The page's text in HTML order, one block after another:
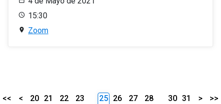
15:30
Zoom
<< < 20 21 22
23
25 26 27
28
30 31 > >>